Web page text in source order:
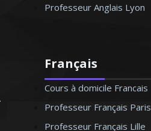
Professeur Anglais Lyon
Français
Cours à domicile Francais
Professeur Français Paris
Professeur Français Lille